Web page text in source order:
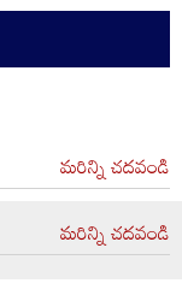
మరిన్ని చదవండి
మరిన్ని చదవండి